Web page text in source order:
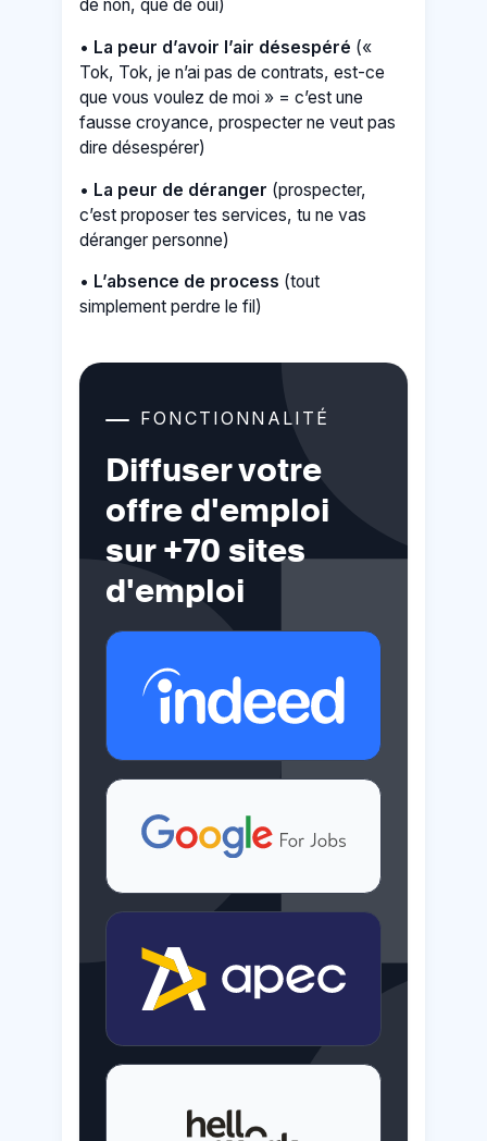
de non, que de oui)
• La peur d’avoir l’air désespéré («
Tok, Tok, je n’ai pas de contrats, est-ce
que vous voulez de moi » = c’est une
fausse croyance, prospecter ne veut pas
dire désespérer)
• La peur de déranger (prospecter,
c’est proposer tes services, tu ne vas
déranger personne)
• L’absence de process (tout
simplement perdre le fil)
FONCTIONNALITÉ
Diffuser votre
offre d'emploi
sur +70 sites
d'emploi